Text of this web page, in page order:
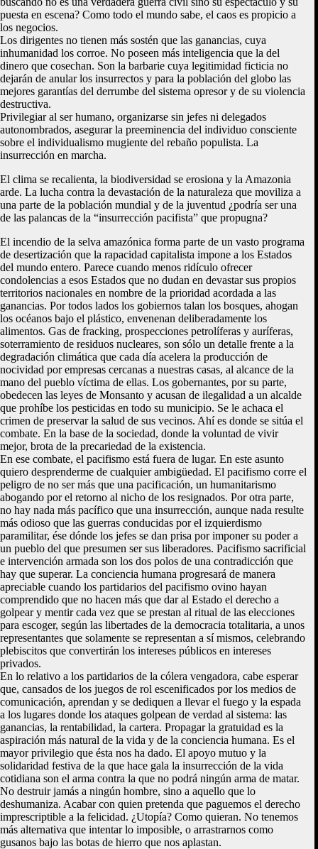
puesta en escena? Como todo el mundo sabe, el caos es propicio a
los negocios.
Los dirigentes no tienen más sostén que las ganancias, cuya
inhumanidad los corroe. No poseen más inteligencia que la del
dinero que cosechan. Son la barbarie cuya legitimidad ficticia no
dejarán de anular los insurrectos y para la población del globo las
mejores garantías del derrumbe del sistema opresor y de su violencia
destructiva.
Privilegiar al ser humano, organizarse sin jefes ni delegados
autonombrados, asegurar la preeminencia del individuo consciente
sobre el individualismo mugiente del rebaño populista. La
insurrección en marcha.
El clima se recalienta, la biodiversidad se erosiona y la Amazonia
arde. La lucha contra la devastación de la naturaleza que moviliza a
una parte de la población mundial y de la juventud ¿podría ser una
de las palancas de la “insurrección pacifista” que propugna?
El incendio de la selva amazónica forma parte de un vasto programa
de desertización que la rapacidad capitalista impone a los Estados
del mundo entero. Parece cuando menos ridículo ofrecer
condolencias a esos Estados que no dudan en devastar sus propios
territorios nacionales en nombre de la prioridad acordada a las
ganancias. Por todos lados los gobiernos talan los bosques, ahogan
los océanos bajo el plástico, envenenan deliberadamente los
alimentos. Gas de fracking, prospecciones petrolíferas y auríferas,
soterramiento de residuos nucleares, son sólo un detalle frente a la
degradación climática que cada día acelera la producción de
nocividad por empresas cercanas a nuestras casas, al alcance de la
mano del pueblo víctima de ellas. Los gobernantes, por su parte,
obedecen las leyes de Monsanto y acusan de ilegalidad a un alcalde
que prohíbe los pesticidas en todo su municipio. Se le achaca el
crimen de preservar la salud de sus vecinos. Ahí es donde se sitúa el
combate. En la base de la sociedad, donde la voluntad de vivir
mejor, brota de la precariedad de la existencia.
En ese combate, el pacifismo está fuera de lugar. En este asunto
quiero desprenderme de cualquier ambigüedad. El pacifismo corre el
peligro de no ser más que una pacificación, un humanitarismo
abogando por el retorno al nicho de los resignados. Por otra parte,
no hay nada más pacífico que una insurrección, aunque nada resulte
más odioso que las guerras conducidas por el izquierdismo
paramilitar, ése dónde los jefes se dan prisa por imponer su poder a
un pueblo del que presumen ser sus liberadores. Pacifismo sacrificial
e intervención armada son los dos polos de una contradicción que
hay que superar. La conciencia humana progresará de manera
apreciable cuando los partidarios del pacifismo ovino hayan
comprendido que no hacen más que dar al Estado el derecho a
golpear y mentir cada vez que se prestan al ritual de las elecciones
para escoger, según las libertades de la democracia totalitaria, a unos
representantes que solamente se representan a sí mismos, celebrando
plebiscitos que convertirán los intereses públicos en intereses
privados.
En lo relativo a los partidarios de la cólera vengadora, cabe esperar
que, cansados de los juegos de rol escenificados por los medios de
comunicación, aprendan y se dediquen a llevar el fuego y la espada
a los lugares donde los ataques golpean de verdad al sistema: las
ganancias, la rentabilidad, la cartera. Propagar la gratuidad es la
aspiración más natural de la vida y de la conciencia humana. Es el
mayor privilegio que ésta nos ha dado. El apoyo mutuo y la
solidaridad festiva de la que hace gala la insurrección de la vida
cotidiana son el arma contra la que no podrá ningún arma de matar.
No destruir jamás a ningún hombre, sino a aquello que lo
deshumaniza. Acabar con quien pretenda que paguemos el derecho
imprescriptible a la felicidad. ¿Utopía? Como quieran. No tenemos
más alternativa que intentar lo imposible, o arrastrarnos como
gusanos bajo las botas de hierro que nos aplastan.